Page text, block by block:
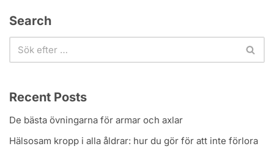
Search
Recent Posts
De bästa övningarna för armar och axlar
Hälsosam kropp i alla åldrar: hur du gör för att inte förlora